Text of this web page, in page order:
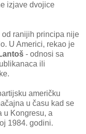
izjave dvojice
ranijih principa nije
U Americi, rekao je
- odnosi sa
ili
američku
u času kad se
u Kongresu, a
1984. godini.